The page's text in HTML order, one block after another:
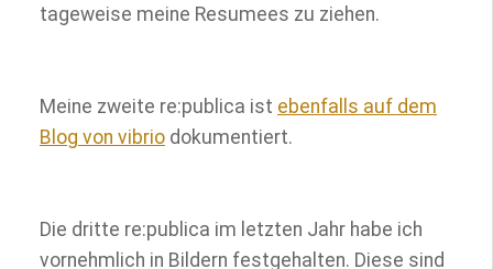
tageweise meine Resumees zu ziehen.
Meine zweite re:publica ist ebenfalls auf dem
Blog von vibrio dokumentiert.
Die dritte re:publica im letzten Jahr habe ich
vornehmlich in Bildern festgehalten. Diese sind